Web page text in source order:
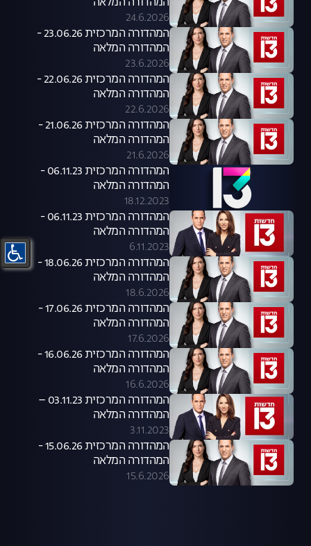
24.6.2026
המהדורה המרכזית 23.06.26 -
המהדורה המלאה
23.6.2026
המהדורה המרכזית 22.06.26 -
המהדורה המלאה
22.6.2026
המהדורה המרכזית 21.06.26 -
המהדורה המלאה
21.6.2026
המהדורה המרכזית 06.11.23 -
המהדורה המלאה
18.12.2023
המהדורה המרכזית 06.11.23 -
המהדורה המלאה
6.11.2023
המהדורה המרכזית 18.06.26 -
המהדורה המלאה
18.6.2026
המהדורה המרכזית 17.06.26 -
המהדורה המלאה
17.6.2026
המהדורה המרכזית 16.06.26 -
המהדורה המלאה
16.6.2026
המהדורה המרכזית 03.11.23 –
המהדורה המלאה
3.11.2023
המהדורה המרכזית 15.06.26 -
המהדורה המלאה
15.6.2026